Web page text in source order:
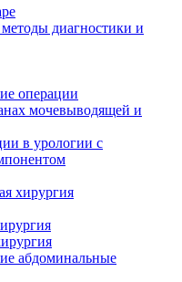
диагностики и
операции
мочевыводящей и
в урологии с
хирургия
абдоминальные